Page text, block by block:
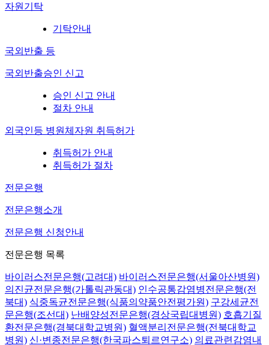
자원기탁
기탁안내
국외반출 등
국외반출승인 신고
승인 신고 안내
절차 안내
외국인등 병원체자원 취득허가
취득허가 안내
취득허가 절차
전문은행
전문은행소개
전문은행 신청안내
전문은행 목록
바이러스전문은행(고려대) 바이러스전문은행(서울아산병원)
의진균전문은행(가톨릭관동대) 인수공통감염병전문은행(전
북대) 식중독균전문은행(식품의약품안전평가원) 구강세균전
문은행(조선대) 난배양성전문은행(경상국립대병원) 호흡기질
환전문은행(경북대학교병원) 혈액분리전문은행(전북대학교
병원) 신·변종전문은행(한국파스퇴르연구소) 의료관련감염내